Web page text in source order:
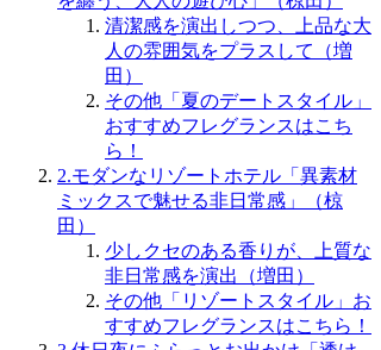
清潔感を演出しつつ、上品な大
人の雰囲気をプラスして（増
田）
その他「夏のデートスタイル」
おすすめフレグランスはこち
ら！
2.モダンなリゾートホテル「異素材
ミックスで魅せる非日常感」（椋
田）
少しクセのある香りが、上質な
非日常感を演出（増田）
その他「リゾートスタイル」お
すすめフレグランスはこちら！